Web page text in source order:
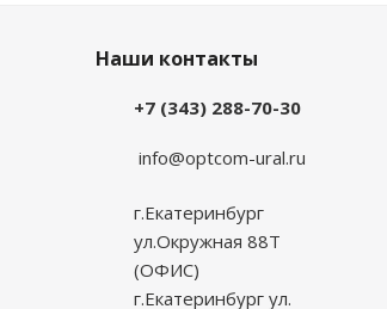
Наши контакты
+7 (343) 288-70-30
info@optcom-ural.ru
г.Екатеринбург
ул.Окружная 88Т
(ОФИС)
г.Екатеринбург ул.